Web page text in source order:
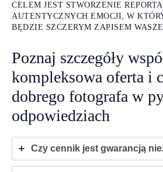
CELEM JEST STWORZENIE
AUTENTYCZNYCH EMOCJI, W
BĘDZIE SZCZERYM ZAPISEM
Poznaj szczegóły
kompleksowa oferta i
dobrego fotografa w
odpowiedziach
Czy cennik jest gwarancją